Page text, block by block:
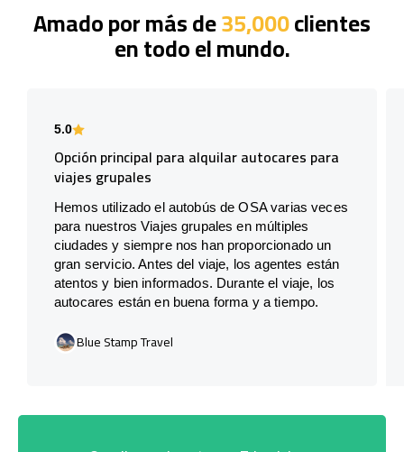
Amado por más de35,000clientes
en todo el mundo.
5.0
Opción principal para alquilar autocares para
viajes grupales
Hemos utilizado el autobús de OSA varias veces
para nuestros Viajes grupales en múltiples
ciudades y siempre nos han proporcionado un
gran servicio. Antes del viaje, los agentes están
atentos y bien informados. Durante el viaje, los
autocares están en buena forma y a tiempo.
Blue Stamp Travel